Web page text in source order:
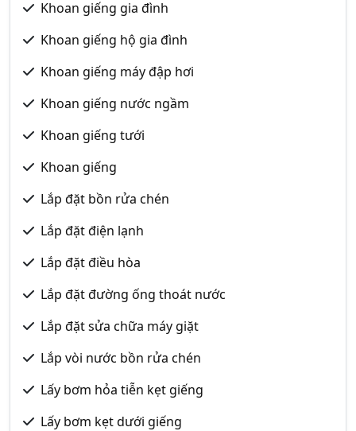
Khoan giếng gia đình
Khoan giếng hộ gia đình
Khoan giếng máy đập hơi
Khoan giếng nước ngầm
Khoan giếng tưới
Khoan giếng
Lắp đặt bồn rửa chén
Lắp đặt điện lạnh
Lắp đặt điều hòa
Lắp đặt đường ống thoát nước
Lắp đặt sửa chữa máy giặt
Lắp vòi nước bồn rửa chén
Lấy bơm hỏa tiễn kẹt giếng
Lấy bơm kẹt dưới giếng